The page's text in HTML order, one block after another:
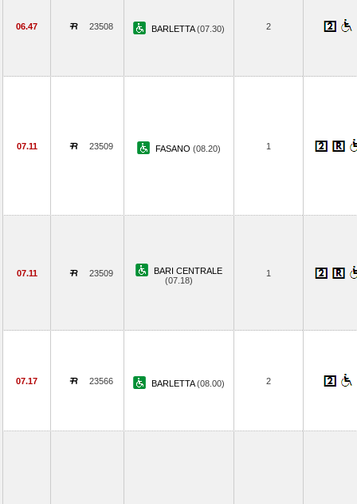
06.47 23508 BARLETTA(07.30) 2
07.11 23509 FASANO (08.20) 1
07.11 23509
BARI CENTRALE
(07.18)
1
07.17 23566 BARLETTA(08.00) 2